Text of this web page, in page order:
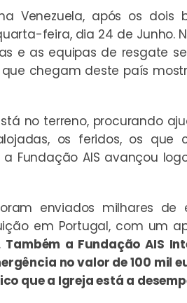
Venezuela, após os dois
feira, dia 24 de Junho.
e as equipas de resgate
chegam deste país
no terreno, procurando
os feridos, os que
Fundação AIS avançou
enviados milhares
em Portugal, com um
Também a Fundação AIS
no valor de 100 mil
que a Igreja está a